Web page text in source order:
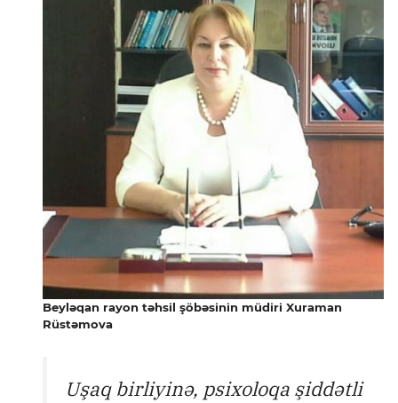
Beyləqan rayon təhsil şöbəsinin müdiri Xuraman
Rüstəmova
Uşaq birliyinə, psixoloqa şiddətli